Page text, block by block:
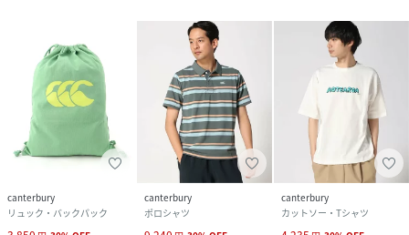
canterbury
リュック・バックパック
canterbury
ポロシャツ
canterbury
カットソー・Tシャツ